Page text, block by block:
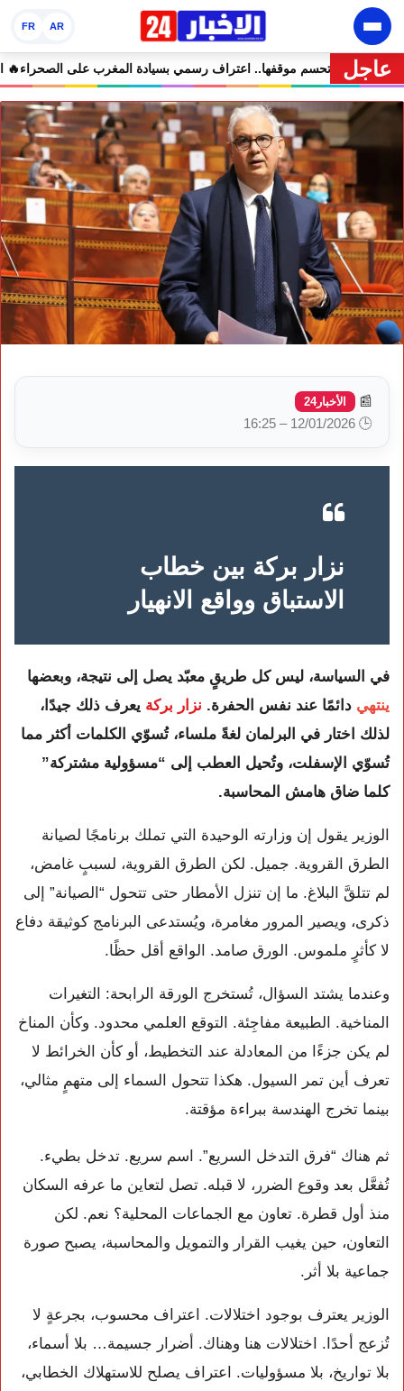
AR
FR
عاجل
التعليقات الساخرة🔥 كولومبيا تحسم موقفها.. اعتراف رسمي
📰 الأخبار24
🕒 12/01/2026 – 16:25
نزار بركة بين خطاب
الاستباق وواقع الانهيار
في السياسة، ليس كل طريقٍ معبّد يصل إلى نتيجة، وبعضها
ينتهي دائمًا عند نفس الحفرة. نزار بركة يعرف ذلك جيدًا،
لذلك اختار في البرلمان لغةً ملساء، تُسوّي الكلمات أكثر مما
تُسوّي الإسفلت، وتُحيل العطب إلى “مسؤولية مشتركة”
كلما ضاق هامش المحاسبة.
الوزير يقول إن وزارته الوحيدة التي تملك برنامجًا لصيانة
الطرق القروية. جميل. لكن الطرق القروية، لسببٍ غامض،
لم تتلقَّ البلاغ. ما إن تنزل الأمطار حتى تتحول “الصيانة” إلى
ذكرى، ويصير المرور مغامرة، ويُستدعى البرنامج كوثيقة دفاع
لا كأثرٍ ملموس. الورق صامد. الواقع أقل حظًا.
وعندما يشتد السؤال، تُستخرج الورقة الرابحة: التغيرات
المناخية. الطبيعة مفاجِئة. التوقع العلمي محدود. وكأن المناخ
لم يكن جزءًا من المعادلة عند التخطيط، أو كأن الخرائط لا
تعرف أين تمر السيول. هكذا تتحول السماء إلى متهمٍ مثالي،
بينما تخرج الهندسة ببراءة مؤقتة.
ثم هناك “فرق التدخل السريع”. اسم سريع. تدخل بطيء.
تُفعَّل بعد وقوع الضرر، لا قبله. تصل لتعاين ما عرفه السكان
منذ أول قطرة. تعاون مع الجماعات المحلية؟ نعم. لكن
التعاون، حين يغيب القرار والتمويل والمحاسبة، يصبح صورة
جماعية بلا أثر.
الوزير يعترف بوجود اختلالات. اعتراف محسوب، بجرعةٍ لا
تُزعج أحدًا. اختلالات هنا وهناك. أضرار جسيمة… بلا أسماء،
بلا تواريخ، بلا مسؤوليات. اعتراف يصلح للاستهلاك الخطابي،